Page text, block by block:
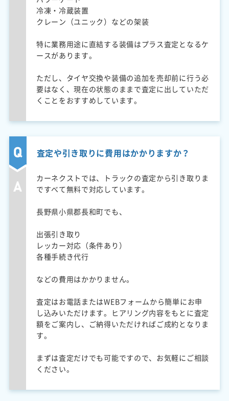
冷凍・冷蔵装置
クレーン（ユニック）などの架装
特に業務用途に直結する装備はプラス査定となるケ
ースがあります。
ただし、タイヤ交換や装備の追加を売却前に行う必
要はなく、現在の状態のままで査定に出していただ
くことをおすすめしています。
査定や引き取りに費用はかかりますか？
カーネクストでは、トラックの査定から引き取りま
ですべて無料で対応しています。
長野県小県郡長和町でも、
出張引き取り
レッカー対応（条件あり）
各種手続き代行
などの費用はかかりません。
査定はお電話またはWEBフォームから簡単にお申
し込みいただけます。ヒアリング内容をもとに査定
額をご案内し、ご納得いただければご成約となりま
す。
まずは査定だけでも可能ですので、お気軽にご相談
ください。